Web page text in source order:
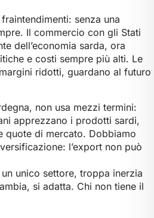
senza una
Il commercio con gli Stati
dell’economia sarda, ora
e costi sempre più alti. Le
ridotti, guardano al futuro
non usa mezzi termini:
apprezzano i prodotti sardi,
quote di mercato. Dobbiamo
l’export non può
unico settore, troppa inerzia
si adatta. Chi non tiene il